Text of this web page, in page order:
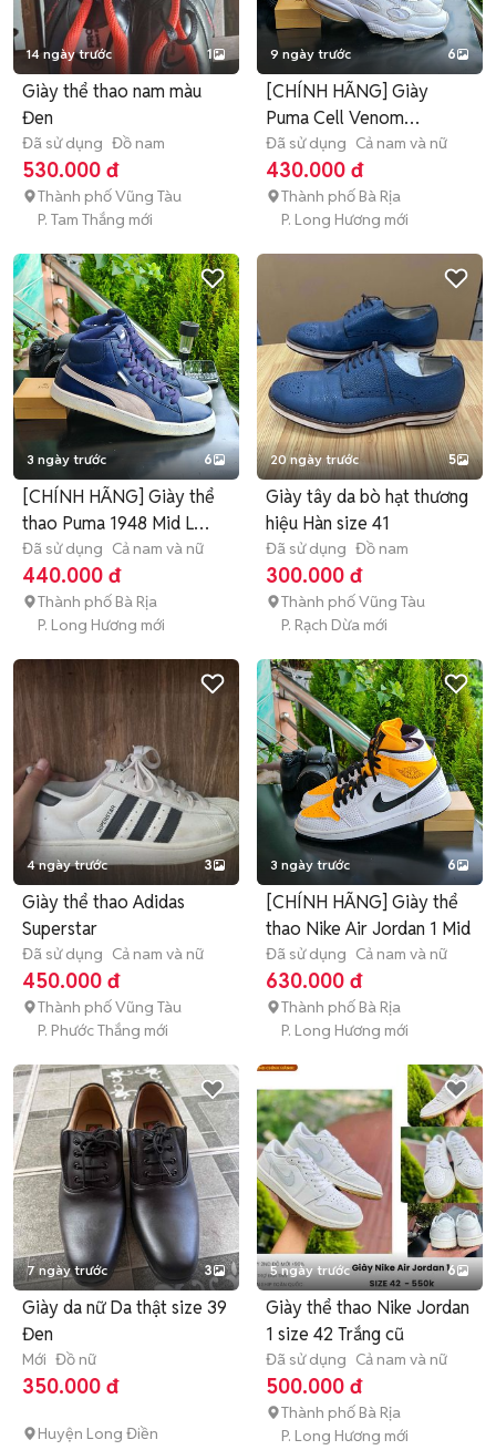
14 ngày trước 1
Giày thể thao nam màu
Đen
Đã sử dụng Đồ nam
530.000 đ
Thành phố Vũng Tàu
P. Tam Thắng mới
9 ngày trước 6
[CHÍNH HÃNG] Giày
Puma Cell Venom
Reflective
Đã sử dụng Cả nam và nữ
430.000 đ
Thành phố Bà Rịa
P. Long Hương mới
3 ngày trước 6
[CHÍNH HÃNG] Giày thể
thao Puma 1948 Mid L
Xanh
Đã sử dụng Cả nam và nữ
440.000 đ
Thành phố Bà Rịa
P. Long Hương mới
20 ngày trước 5
Giày tây da bò hạt thương
hiệu Hàn size 41
Đã sử dụng Đồ nam
300.000 đ
Thành phố Vũng Tàu
P. Rạch Dừa mới
4 ngày trước 3
Giày thể thao Adidas
Superstar
Đã sử dụng Cả nam và nữ
450.000 đ
Thành phố Vũng Tàu
P. Phước Thắng mới
3 ngày trước 6
[CHÍNH HÃNG] Giày thể
thao Nike Air Jordan 1 Mid
Đã sử dụng Cả nam và nữ
630.000 đ
Thành phố Bà Rịa
P. Long Hương mới
7 ngày trước 3
Giày da nữ Da thật size 39
Đen
Mới Đồ nữ
350.000 đ
Huyện Long Điền
5 ngày trước 6
Giày thể thao Nike Jordan
1 size 42 Trắng cũ
Đã sử dụng Cả nam và nữ
500.000 đ
Thành phố Bà Rịa
P. Long Hương mới